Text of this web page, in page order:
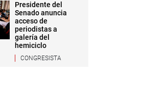
Presidente del
Senado anuncia
acceso de
periodistas a
galería del
hemiciclo
CONGRESISTA